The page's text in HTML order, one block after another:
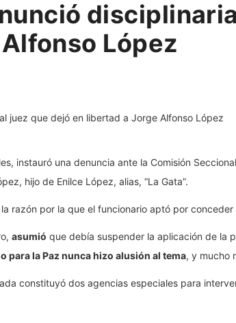
López
instauró una denuncia ante la Comisión
hijo de Enilce López, alias, “La Gata”.
razón por la que el funcionario aptó por
asumió que debía suspender la aplicación de la
para la Paz nunca hizo alusión al tema, y mucho
constituyó dos agencias especiales para